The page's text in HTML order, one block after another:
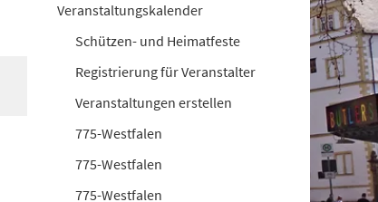
Veranstaltungskalender
Schützen- und Heimatfeste
Registrierung für Veranstalter
Veranstaltungen erstellen
775-Westfalen
775-Westfalen
775-Westfalen